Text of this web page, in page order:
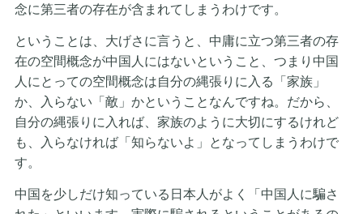
念に第三者の存在が含まれてしまうわけです。
ということは、大げさに言うと、中庸に立つ第三者の存
在の空間概念が中国人にはないということ、つまり中国
人にとっての空間概念は自分の縄張りに入る「家族」
か、入らない「敵」かということなんですね。だから、
自分の縄張りに入れば、家族のように大切にするけれど
も、入らなければ「知らないよ」となってしまうわけで
す。
中国を少しだけ知っている日本人がよく「中国人に騙さ